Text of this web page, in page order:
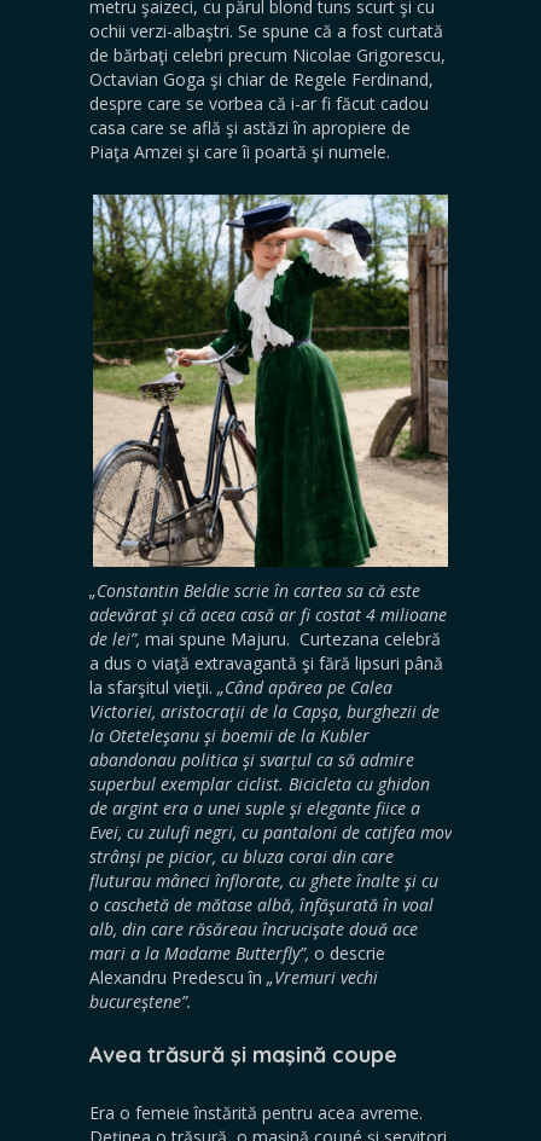
metru şaizeci, cu părul blond tuns scurt şi cu
ochii verzi-albaştri. Se spune că a fost curtată
de bărbaţi celebri precum Nicolae Grigorescu,
Octavian Goga şi chiar de Regele Ferdinand,
despre care se vorbea că i-ar fi făcut cadou
casa care se află şi astăzi în apropiere de
Piaţa Amzei şi care îi poartă şi numele.
„Constantin Beldie scrie în cartea sa că este
adevărat şi că acea casă ar fi costat 4 milioane
de lei”, mai spune Majuru. Curtezana celebră
a dus o viaţă extravagantă şi fără lipsuri până
la sfarşitul vieţii. „Când apărea pe Calea
Victoriei, aristocraţii de la Capşa, burghezii de
la Oteteleşanu şi boemii de la Kubler
abandonau politica şi svarțul ca să admire
superbul exemplar ciclist. Bicicleta cu ghidon
de argint era a unei suple şi elegante fiice a
Evei, cu zulufi negri, cu pantaloni de catifea mov
strânşi pe picior, cu bluza corai din care
fluturau mâneci înflorate, cu ghete înalte şi cu
o caschetă de mătase albă, înfăşurată în voal
alb, din care răsăreau încrucişate două ace
mari a la Madame Butterfly”, o descrie
Alexandru Predescu în „Vremuri vechi
bucureştene”.
Avea trăsură şi maşină coupe
Era o femeie înstărită pentru acea avreme.